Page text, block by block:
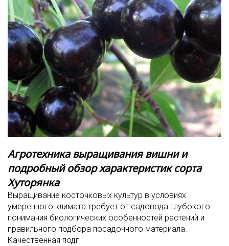
Агротехника выращивания вишни и
подробный обзор характеристик сорта
Хуторянка
Выращивание косточковых культур в условиях
умеренного климата требует от садовода глубокого
понимания биологических особенностей растений и
правильного подбора посадочного материала.
Качественная подг